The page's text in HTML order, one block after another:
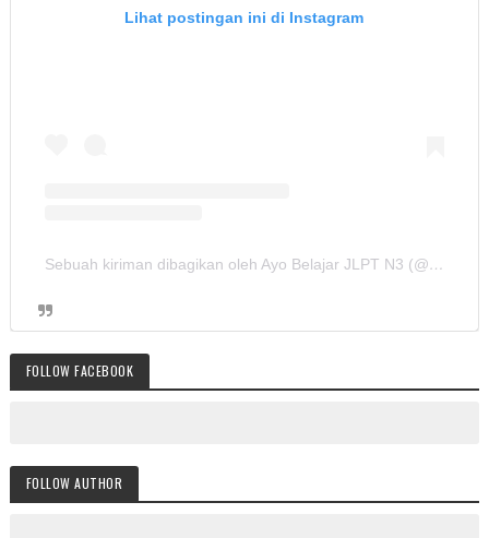
Lihat postingan ini di Instagram
Sebuah kiriman dibagikan oleh Ayo Belajar JLPT N3 (@ayobelajar_jlptn3)
FOLLOW FACEBOOK
FOLLOW AUTHOR